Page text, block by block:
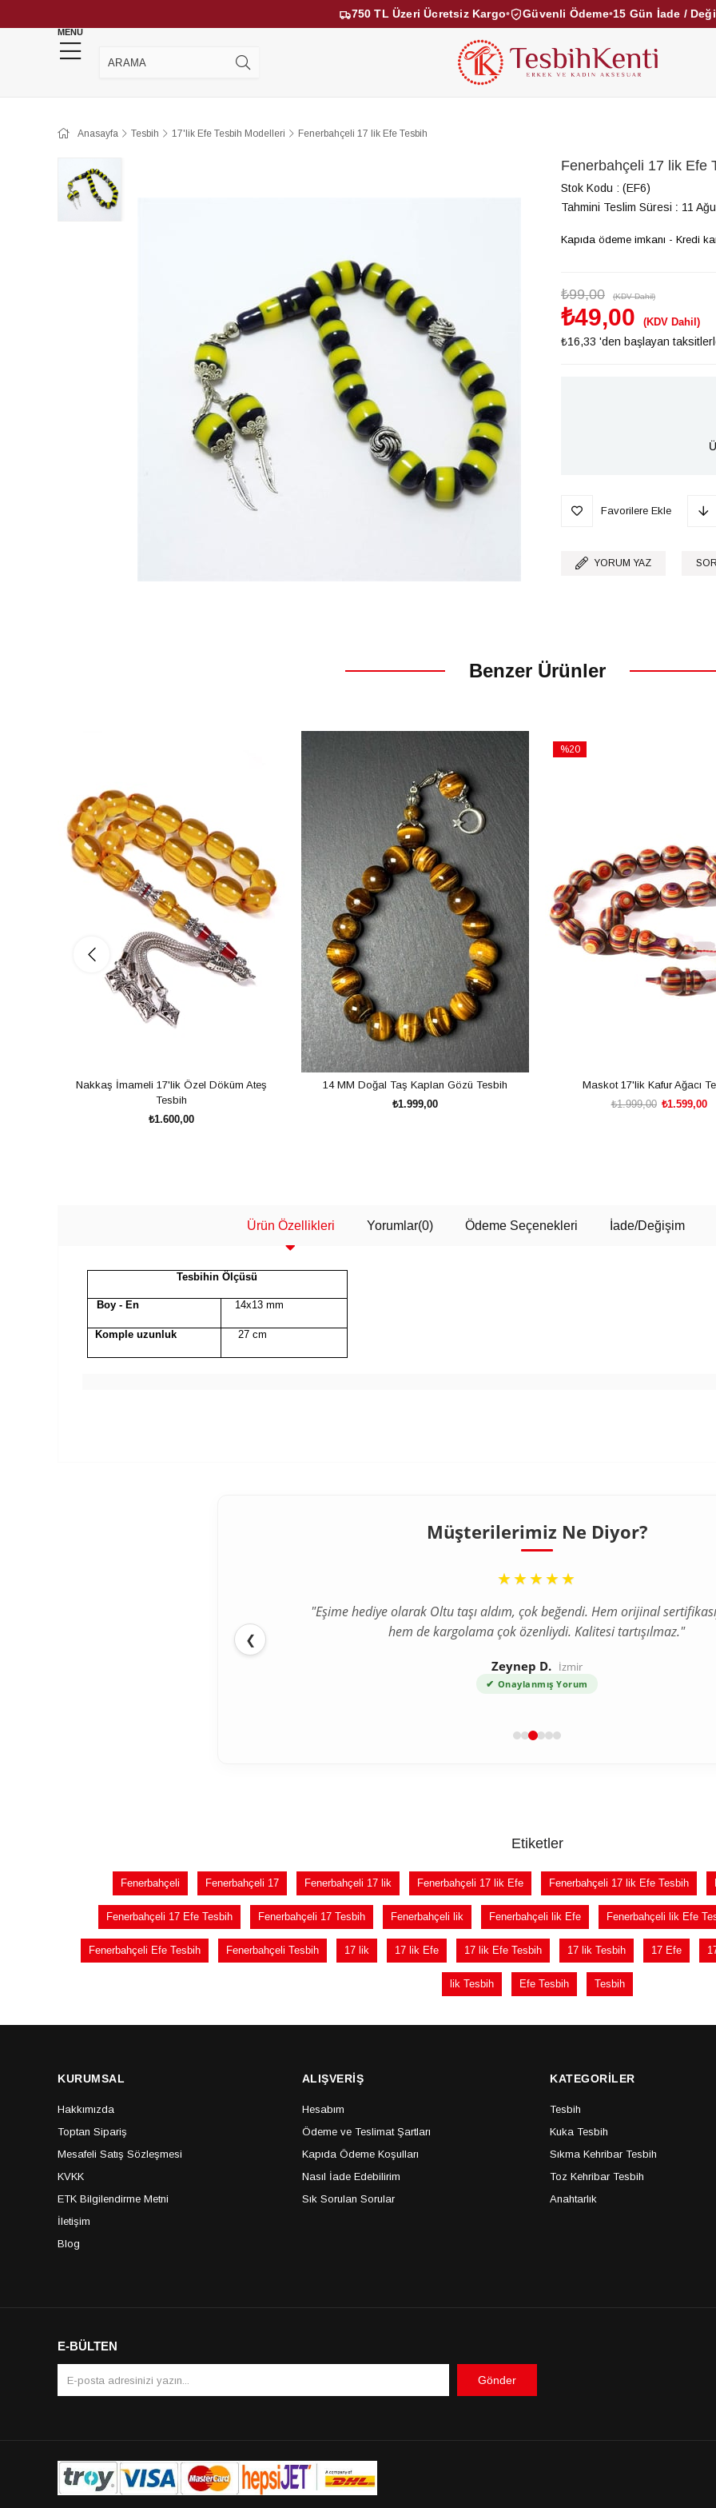
750 TL Üzeri Ücretsiz Kargo• Güvenli Ödeme•15 Gün İade /
MENU
KEHRİBAR TESBİHLER KUKA TESBİHLER
Anasayfa Tesbih 17'lik Efe Tesbih Modelleri Fenerbahçeli 17 lik Efe Tesbih
Fenerbahçeli 17 lik Efe
Stok Kodu
(EF6)
Tahmini Teslim Süresi : 11
Kapıda ödeme imkanı - Kredi
₺99,00 (KDV Dahil)
₺49,00 (KDV Dahil)
₺16,33 'den başlayan
Favorilere Ekle
YORUM YAZ
Benzer Ürünler
Nakkaş İmameli 17'lik Özel Döküm Ateş
Tesbih
₺1.600,00
14 MM Doğal Taş Kaplan Gözü Tesbih
₺1.999,00
%20
Maskot 17'lik Kafur Ağacı
₺1.599,00
₺1.999,00
Ürün Özellikleri Yorumlar(0) Ödeme Seçenekleri İade/Değişim
Tesbihin Ölçüsü
Boy - En 14x13 mm
Komple uzunluk 27 cm
Müşterilerimiz Ne Diyor?
❮
“
★★★★★
"Eşime hediye olarak Oltu taşı aldım, çok beğendi. Hem orijinal
hem de kargolama çok özenliydi. Kalitesi tartışılmaz."
Zeynep D. İzmir
✔ Onaylanmış Yorum
Etiketler
Fenerbahçeli Fenerbahçeli 17 Fenerbahçeli 17 lik Fenerbahçeli 17 lik Efe Fenerbahçeli 17 lik Efe Tesbih
Fenerbahçeli 17 Efe Tesbih Fenerbahçeli 17 Tesbih Fenerbahçeli lik Fenerbahçeli lik Efe Fenerbahçeli lik Efe
Fenerbahçeli Efe Tesbih Fenerbahçeli Tesbih 17 lik 17 lik Efe 17 lik Efe Tesbih 17 lik Tesbih 17 Efe
lik Tesbih Efe Tesbih Tesbih
KURUMSAL
Hakkımızda
Toptan Sipariş
Mesafeli Satış Sözleşmesi
KVKK
ETK Bilgilendirme Metni
İletişim
Blog
ALIŞVERİŞ
Hesabım
Ödeme ve Teslimat Şartları
Kapıda Ödeme Koşulları
Nasıl İade Edebilirim
Sık Sorulan Sorular
KATEGORİLER
Tesbih
Kuka Tesbih
Sıkma Kehribar Tesbih
Toz Kehribar Tesbih
Anahtarlık
E-BÜLTEN
Gönder